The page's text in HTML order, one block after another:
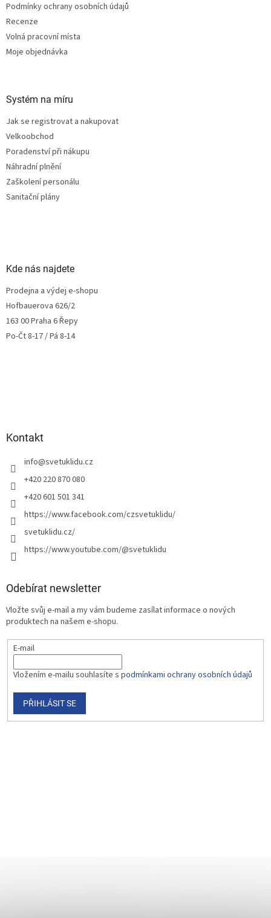
Podmínky ochrany osobních údajů
Recenze
Volná pracovní místa
Moje objednávka
Systém na míru
Jak se registrovat a nakupovat
Velkoobchod
Poradenství při nákupu
Náhradní plnění
Zaškolení personálu
Sanitační plány
Kde nás najdete
Prodejna a výdej e-shopu
Hofbauerova 626/2
163 00 Praha 6 Řepy
Po-Čt 8-17 / Pá 8-14
Kontakt
info@svetuklidu.cz
+420 220 870 080
+420 601 501 341
https://www.facebook.com/czsvetuklidu/
svetuklidu.cz/
https://www.youtube.com/@svetuklidu
Odebírat newsletter
Vložte svůj e-mail a my vám budeme zasílat informace o nových
produktech na našem e-shopu.
E-mail
Vložením e-mailu souhlasíte s podmínkami ochrany osobních údajů
PŘIHLÁSIT SE